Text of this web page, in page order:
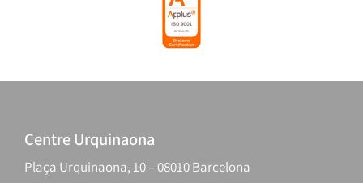
Centre Urquinaona
Plaça Urquinaona, 10 – 08010 Barcelona